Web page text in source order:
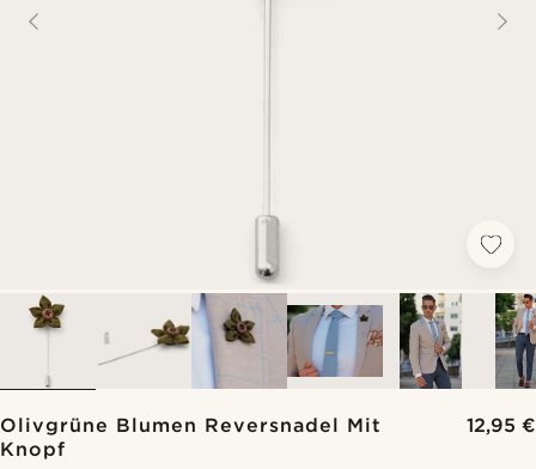
Olivgrüne Blumen Reversnadel Mit
Knopf
12,95 €